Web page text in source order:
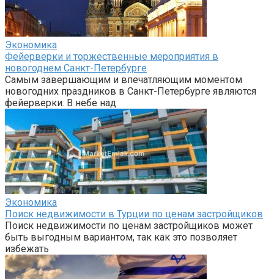
Экономика
Фейерверки и торжественные мероприятия в
новогоднем Санкт-Петербурге
Самым завершающим и впечатляющим моментом
новогодних праздников в Санкт-Петербурге являются
фейерверки. В небе над
Экономика
Поиск недвижимости в Турции по ценам застройщиков
Поиск недвижимости по ценам застройщиков может
быть выгодным вариантом, так как это позволяет
избежать